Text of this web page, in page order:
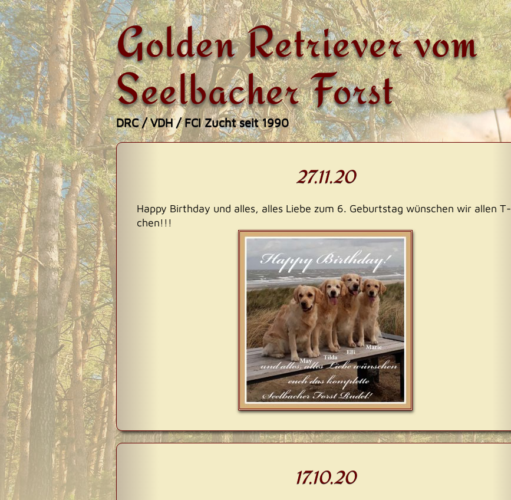
Golden Retriever vom
Seelbacher Forst
DRC / VDH / FCI Zucht seit 1990
27.11.20
Happy Birthday und alles, alles Liebe zum 6. Geburtstag wünschen wir allen T-
chen!!!
17.10.20